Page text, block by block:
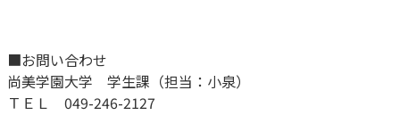
■お問い合わせ
尚美学園大学 学生課（担当：小泉）
ＴＥＬ 049-246-2127